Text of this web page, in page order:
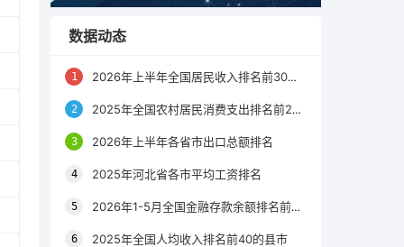
数据动态
2026年上半年全国居民收入排名前30的区县
2025年全国农村居民消费支出排名前20的城市
2026年上半年各省市出口总额排名
2025年河北省各市平均工资排名
2026年1-5月全国金融存款余额排名前20的城市
2025年全国人均收入排名前40的县市